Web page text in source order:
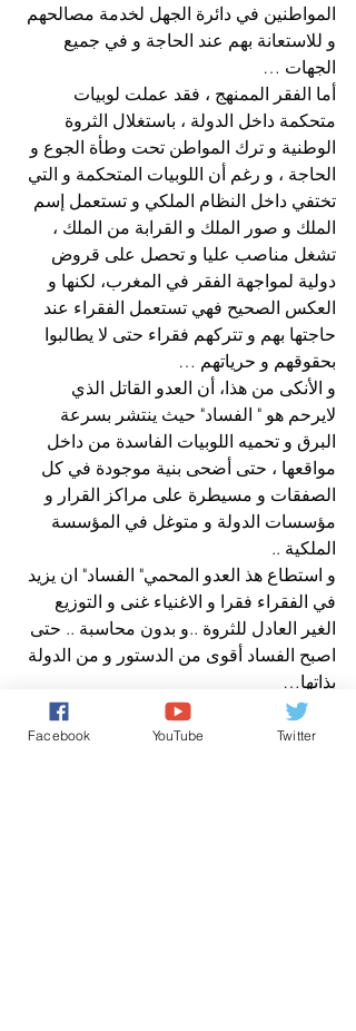
المواطنين في دائرة الجهل لخدمة مصالحهم
و للاستعانة بهم عند الحاجة و في جميع
الجهات …
أما الفقر الممنهج ، فقد عملت لوبيات
متحكمة داخل الدولة ، باستغلال الثروة
الوطنية و ترك المواطن تحت وطأة الجوع و
الحاجة ، و رغم أن اللوبيات المتحكمة و التي
تختفي داخل النظام الملكي و تستعمل إسم
الملك و صور الملك و القرابة من الملك ،
تشغل مناصب عليا و تحصل على قروض
دولية لمواجهة الفقر في المغرب، لكنها و
العكس الصحيح فهي تستعمل الفقراء عند
حاجتها بهم و تتركهم فقراء حتى لا يطالبوا
بحقوقهم و حرياتهم …
و الأنكى من هذا، أن العدو القاتل الذي
لايرحم هو " الفساد" حيث ينتشر بسرعة
البرق و تحميه اللوبيات الفاسدة من داخل
مواقعها ، حتى أضحى بنية موجودة في كل
الصفقات و مسيطرة على مراكز القرار و
مؤسسات الدولة و متوغل في المؤسسة
الملكية ..
و استطاع هذ العدو المحمي" الفساد" ان يزيد
في الفقراء فقرا و الاغنياء غنى و التوزيع
الغير العادل للثروة ..و بدون محاسبة .. حتى
اصبح الفساد أقوى من الدستور و من الدولة
بذاتها…
مجرد رأي حر
عن مدير نشر صوت المغرب الحر نيوزFacebook YouTube Twitter